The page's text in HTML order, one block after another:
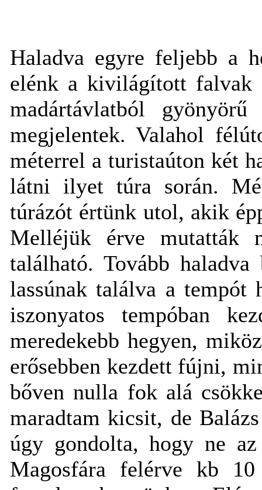
Haladva egyre feljebb a
elénk a kivilágított falvak
madártávlatból
megjelentek. Valahol
méterrel a turistaúton két
látni ilyet túra során.
túrázót értünk utol, akik
Melléjük érve mutatták
található. Tovább
lassúnak találva a tempót
iszonyatos tempóban
meredekebb hegyen,
erősebben kezdett fújni,
bőven nulla fok alá
maradtam kicsit, de
úgy gondolta, hogy ne
Magosfára felérve kb